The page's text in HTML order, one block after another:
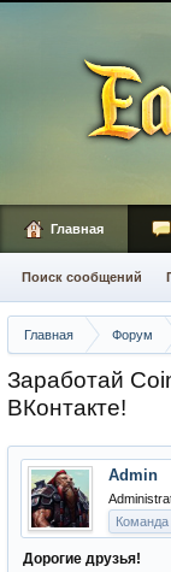
Главная Форум
Заработай
ВКонтакте!
Admin
Дорогие друзья!
Главная
Поиск сообщений